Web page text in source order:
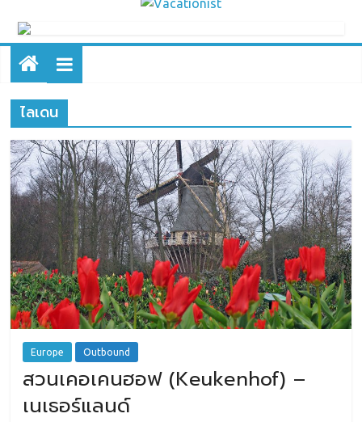
ไลเดน
Europe Outbound
สวนเคอเคนฮอฟ (Keukenhof) –
เนเธอร์แลนด์